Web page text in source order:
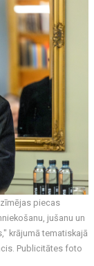
piecas
jušanu un
krājumā tematiskajā
Publicitātes foto